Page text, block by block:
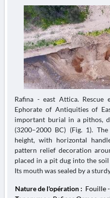
Rafina - east Attica. Rescue
Ephorate of Antiquities of
important burial in a pithos,
(3200–2000 BC) (Fig. 1).
height, with horizontal
pattern relief decoration
placed in a pit dug into the
Its mouth was sealed by a
Nature de l'opération : Fouille